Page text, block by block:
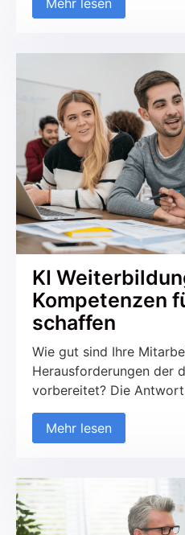
Dienstleistungsbereich –
Beschäftigte sichern
kalkulierbar. Gerade für
Personalabteilung ist
der Minijob
aus […]
Mehr lesen
KI
Kompetenzen
schaffen
Wie gut sind Ihre
Herausforderungen der
vorbereitet? Die
für den Erfolg Ihres
Weiterbildungen sind der
Entwicklung neuer
Arbeitswelt. In Zeiten, in
Intelligenz immer mehr
ist es unerlässlich, […]
Mehr lesen